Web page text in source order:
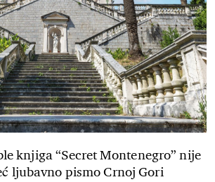
knjiga “Secret Montenegro” nije
ljubavno pismo Crnoj Gori